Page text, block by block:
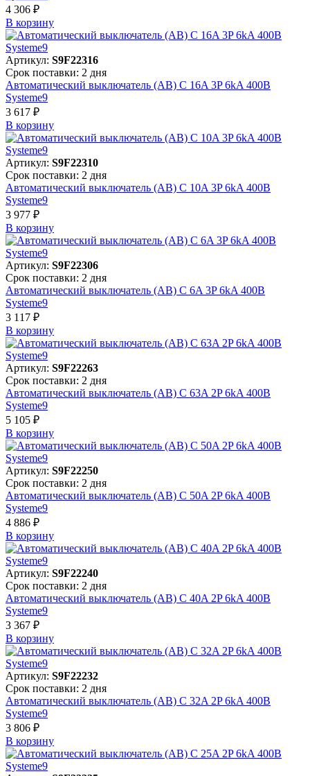
4 306 ₽
В корзинy
Артикул: S9F22316
Срок поставки: 2 дня
Автоматический выключатель (АВ) C 16A 3P 6kA 400В
Systeme9
3 617 ₽
В корзинy
Артикул: S9F22310
Срок поставки: 2 дня
Автоматический выключатель (АВ) C 10A 3P 6kA 400В
Systeme9
3 977 ₽
В корзинy
Артикул: S9F22306
Срок поставки: 2 дня
Автоматический выключатель (АВ) C 6A 3P 6kA 400В
Systeme9
3 117 ₽
В корзинy
Артикул: S9F22263
Срок поставки: 2 дня
Автоматический выключатель (АВ) C 63A 2P 6kA 400В
Systeme9
5 105 ₽
В корзинy
Артикул: S9F22250
Срок поставки: 2 дня
Автоматический выключатель (АВ) C 50A 2P 6kA 400В
Systeme9
4 886 ₽
В корзинy
Артикул: S9F22240
Срок поставки: 2 дня
Автоматический выключатель (АВ) C 40A 2P 6kA 400В
Systeme9
3 367 ₽
В корзинy
Артикул: S9F22232
Срок поставки: 2 дня
Автоматический выключатель (АВ) C 32A 2P 6kA 400В
Systeme9
3 806 ₽
В корзинy